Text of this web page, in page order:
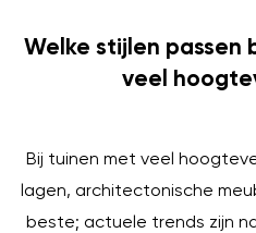
Welke stijlen passen
veel
Bij tuinen met veel
lagen, architectonische
beste; actuele trends zijn